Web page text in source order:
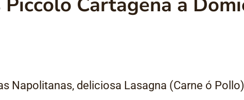
Napolitanas, deliciosa Lasagna (Carne ó